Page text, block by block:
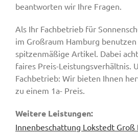
beantworten wir Ihre Fragen.
Als Ihr Fachbetrieb für
im Großraum Hamburg
spitzenmäßige Artikel. Dabei
faires Preis-Leistungsverhältnis.
Fachbetrieb: Wir bieten Ihnen
zu einem 1a- Preis.
Weitere Leistungen:
Innenbeschattung Lokstedt Groß